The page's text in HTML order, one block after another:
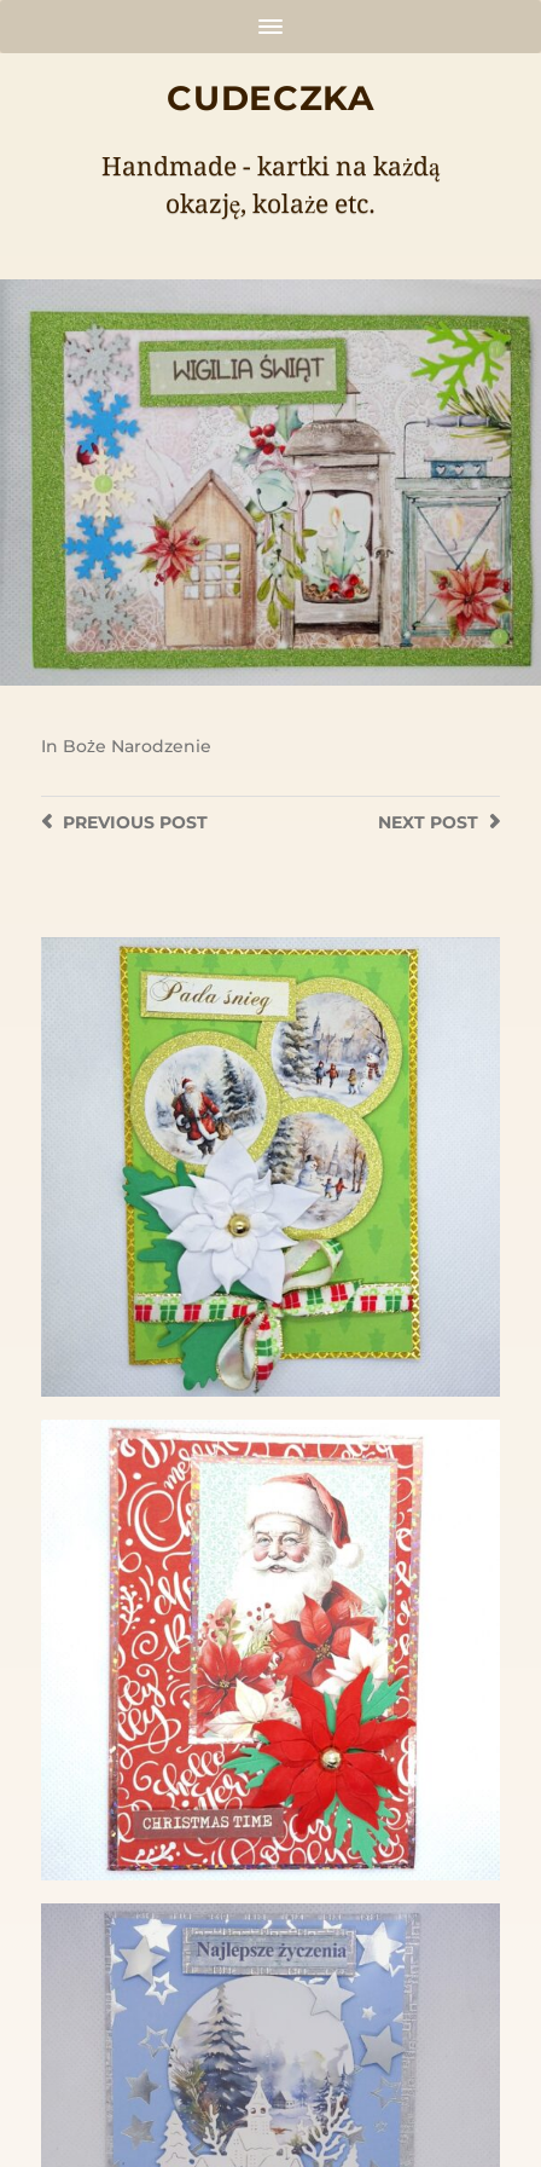
CUDECZKA
Handmade - kartki na każdą
okazję, kolaże etc.
In Boże Narodzenie
NEXT POST
PREVIOUSPOST